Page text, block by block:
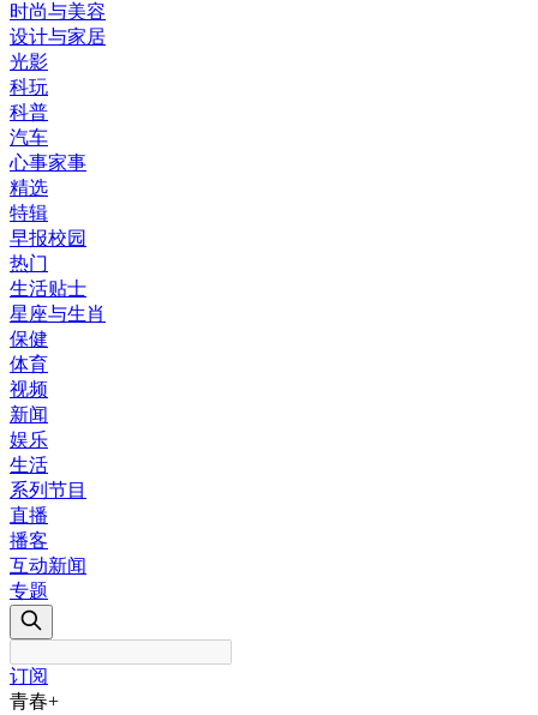
时尚与美容
设计与家居
光影
科玩
科普
汽车
心事家事
精选
特辑
早报校园
热门
生活贴士
星座与生肖
保健
体育
视频
新闻
娱乐
生活
系列节目
直播
播客
互动新闻
专题
订阅
青春+